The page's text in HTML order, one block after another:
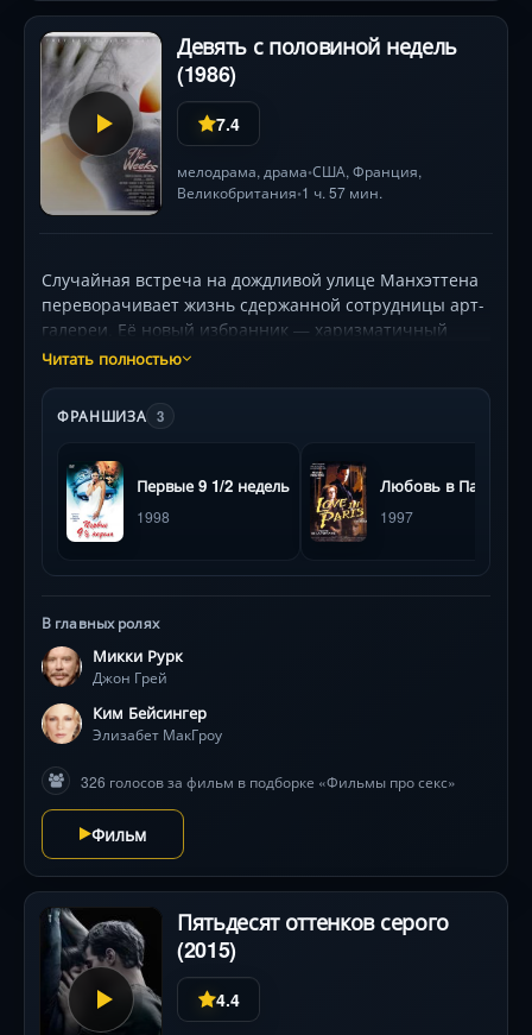
Девять с половиной недель
(1986)
7.4
мелодрама, драма•США, Франция,
Великобритания•1 ч. 57 мин.
Случайная встреча на дождливой улице Манхэттена
переворачивает жизнь сдержанной сотрудницы арт-
галереи. Её новый избранник — харизматичный
брокер — окутывает её роскошью и сенсорной
шлягер Джо Кокера, ледяные прикосновения в
полумраке . Но его изощрённые эксперименты с
экстаз граничит с унижением. Ким Бейсингер и
Микки Рурк создают электромагнитное поле
притяжения, а визуальная поэзия Эдриана Лайна —
— превращает триумф и трепет плоти в
правила этой игры до точки невозврата?
Читать полностью
ФРАНШИЗА 3
Первые 9 1/2 недель
1998
Любовь в Париже
1997
В главных ролях
Микки Рурк
Джон Грей
Ким Бейсингер
Элизабет МакГроу
326 голосов за фильм в подборке «Фильмы про секс»
Фильм
Пятьдесят оттенков серого
(2015)
4.4